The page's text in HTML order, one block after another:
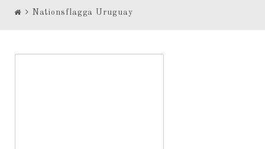
Nationsflagga Uruguay